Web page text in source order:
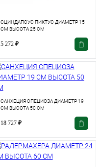
СЦИНДАПСУС ПИКТУС ДИАМЕТР 15
СМ ВЫСОТА 25 СМ
5 272 ₽
САНХЕЦИЯ СПЕЦИОЗА ДИАМЕТР 19
СМ ВЫСОТА 50 СМ
18 727 ₽